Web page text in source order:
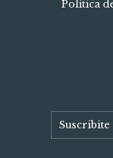
Política